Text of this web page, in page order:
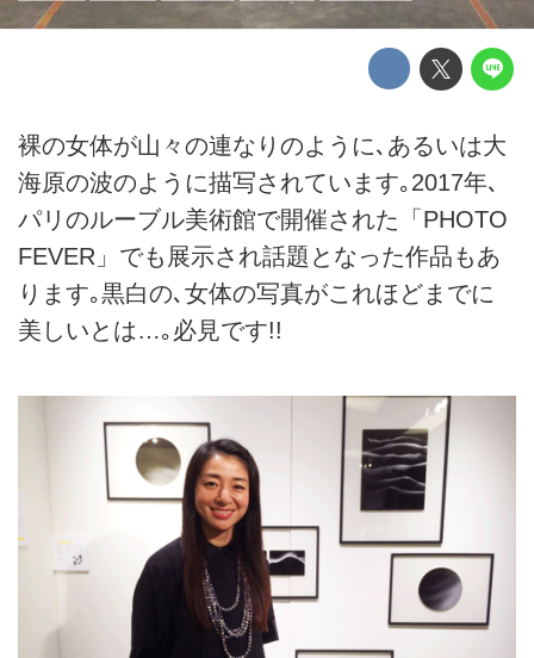
裸の女体が山々の連なりのように､あるいは大
海原の波のように描写されています｡2017年､
パリのルーブル美術館で開催された「PHOTO
FEVER」でも展示され話題となった作品もあ
ります｡黒白の､女体の写真がこれほどまでに
美しいとは…｡必見です!!